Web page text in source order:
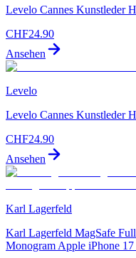
Levelo Cannes Kunstleder
CHF24.90
Ansehen
Levelo
Levelo Cannes Kunstleder
CHF24.90
Ansehen
Karl Lagerfeld
Karl Lagerfeld MagSafe
Monogram Apple iPhone